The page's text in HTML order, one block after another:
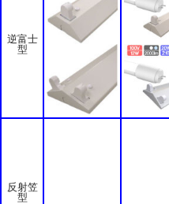
逆富士
型
反射笠
型